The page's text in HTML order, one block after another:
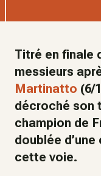
Titré en finale
messieurs
Martinatto (6/
décroché son
champion de
doublée
cette voie.